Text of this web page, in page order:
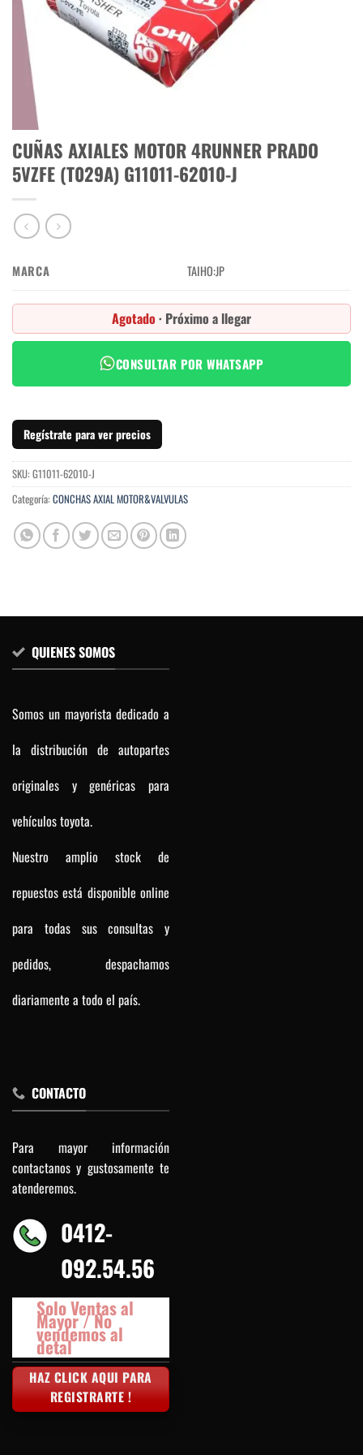
CUÑAS AXIALES MOTOR 4RUNNER PRADO
5VZFE (T029A) G11011-62010-J
MARCA TAIHO:JP
Agotado · Próximo a llegar
CONSULTAR POR WHATSAPP
Regístrate para ver precios
SKU: G11011-62010-J
Categoría: CONCHAS AXIAL MOTOR&VALVULAS
QUIENES SOMOS
Somos un mayorista dedicado a
la distribución de autopartes
originales y genéricas para
vehículos toyota.
Nuestro amplio stock de
repuestos está disponible online
para todas sus consultas y
pedidos, despachamos
diariamente a todo el país.
CONTACTO
Para mayor información
contactanos y gustosamente te
atenderemos.
0412-
092.54.56
Solo Ventas al
Mayor / No
vendemos al
detal
HAZ CLICK AQUI PARA
REGISTRARTE !